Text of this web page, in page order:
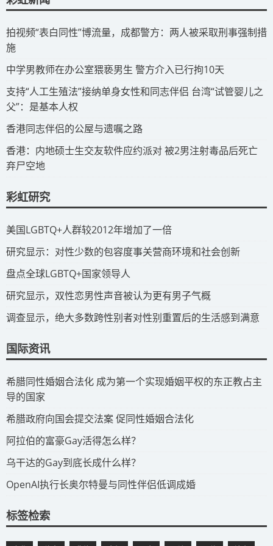
拍视频“表白同性”博流量，成都警方：两人被采取刑事强制措
施
​中学男教师在办公室猥亵男生 警方介入已行拘10天
​支持“人工生殖法”接纳单身女性和同志伴侣 台湾“试管婴儿之
父”：是基本人权
​香港同志伴侣的公屋与遗嘱之路
​香港：内地硕士生交友软件应约派对 被2男注射毒品后死亡
弃尸空地
彩虹研究
​美国LGBTQ+人群较2012年增加了一倍
​研究显示：对性少数的包容度事关营商环境和社会创新
​盘点全球LGBTQ+国家领导人
研究显示，双性恋男性声音被认为更有男子气概
调查显示，绝大多数跨性别者对性别重置后的生活感到满意
国际资讯
​希腊同性婚姻合法化 成为第一个实现婚姻平权的东正教占主
导的国家
​希腊政府向国会提交法案 促同性婚姻合法化
​阿拉伯的富豪Gay活得怎么样？
​乌干达的Gay到底长成什么样？
​OpenAI执行长奥尔特曼与同性伴侣低调成婚
标签检索